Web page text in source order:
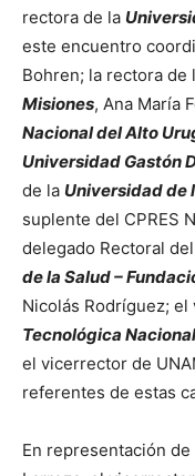
rectora de la
este encuentro
Bohren; la rectora de
Misiones, Ana María
Nacional del Alto
Universidad Gastón
de la Universidad de
suplente del CPRES
delegado Rectoral del
de la Salud –
Nicolás Rodríguez;
Tecnológica
el vicerrector de
referentes de estas
En representación